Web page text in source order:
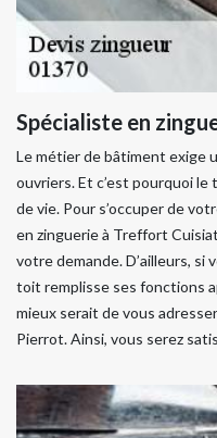
Spécialiste en
Le métier de bâtiment exige
ouvriers. Et c’est pourquoi
de vie. Pour s’occuper de
en zinguerie à Treffort
votre demande. D’ailleurs, si
toit remplisse ses fonctions
mieux serait de vous
Pierrot. Ainsi, vous serez